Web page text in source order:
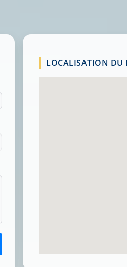
LOCALISATION DU